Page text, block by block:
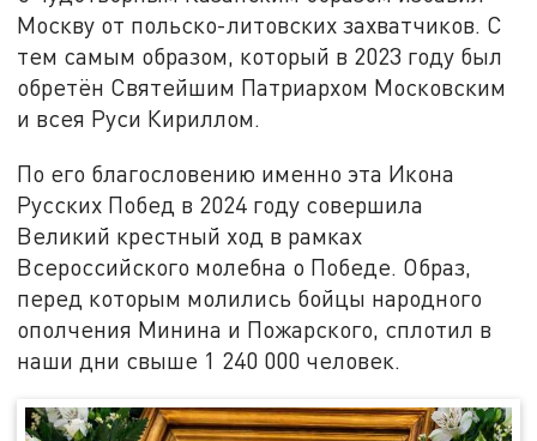
Москву от польско-литовских захватчиков. С
тем самым образом, который в 2023 году был
обретён Святейшим Патриархом Московским
и всея Руси Кириллом.
По его благословению именно эта Икона
Русских Побед в 2024 году совершила
Великий крестный ход в рамках
Всероссийского молебна о Победе. Образ,
перед которым молились бойцы народного
ополчения Минина и Пожарского, сплотил в
наши дни свыше 1 240 000 человек.